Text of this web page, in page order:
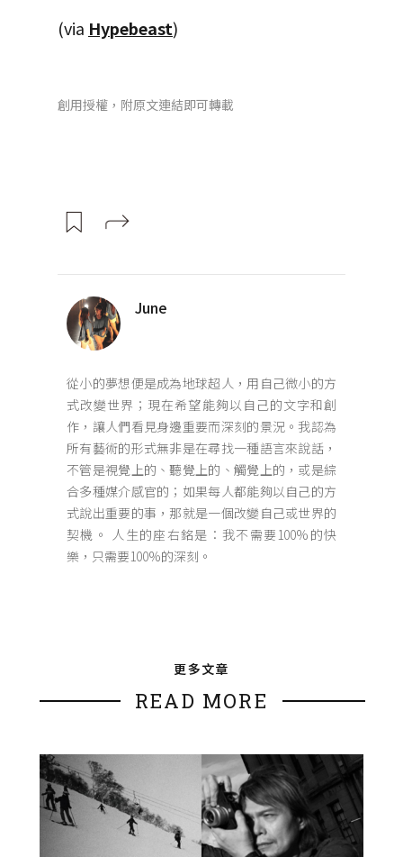
(via Hypebeast)
創用授權，附原文連結即可轉載
June
從小的夢想便是成為地球超人，用自己微小的方
式改變世界；現在希望能夠以自己的文字和創
作，讓人們看見身邊重要而深刻的景況。我認為
所有藝術的形式無非是在尋找一種語言來說話，
不管是視覺上的、聽覺上的、觸覺上的，或是綜
合多種媒介感官的；如果每人都能夠以自己的方
式說出重要的事，那就是一個改變自己或世界的
契機。 人生的座右銘是：我不需要100%的快
樂，只需要100%的深刻。
更多文章
READ MORE